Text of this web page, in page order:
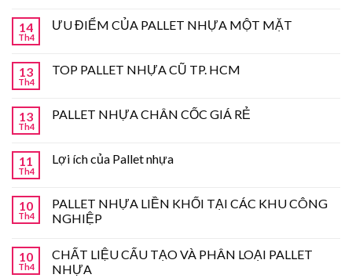
14
Th4
ƯU ĐIỂM CỦA PALLET NHỰA MỘT MẶT
13
Th4
TOP PALLET NHỰA CŨ TP. HCM
13
Th4
PALLET NHỰA CHÂN CỐC GIÁ RẺ
11
Th4
Lợi ích của Pallet nhựa
10
Th4
PALLET NHỰA LIỀN KHỐI TẠI CÁC KHU CÔNG
NGHIỆP
10
Th4
CHẤT LIỆU CẤU TẠO VÀ PHÂN LOẠI PALLET
NHỰA